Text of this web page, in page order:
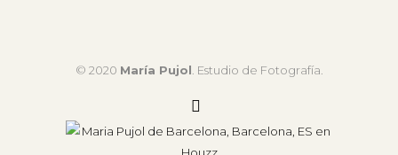
© 2020 María Pujol. Estudio de Fotografía.